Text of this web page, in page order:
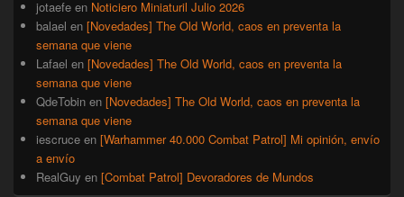
jotaefe en Noticiero Miniaturil Julio 2026
balael en [Novedades] The Old World, caos en preventa la
semana que viene
Lafael en [Novedades] The Old World, caos en preventa la
semana que viene
QdeTobin en [Novedades] The Old World, caos en preventa la
semana que viene
iescruce en [Warhammer 40.000 Combat Patrol] Mi opinión, envío
a envío
RealGuy en [Combat Patrol] Devoradores de Mundos